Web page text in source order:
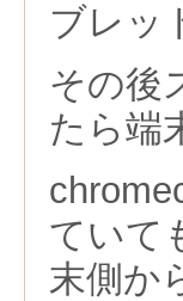
ブレッ
その後
たら端
ていて
末側か